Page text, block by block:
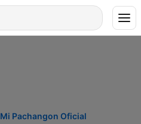
Mi Pachangon Oficial